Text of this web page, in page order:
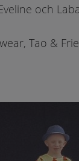
och
Tao &